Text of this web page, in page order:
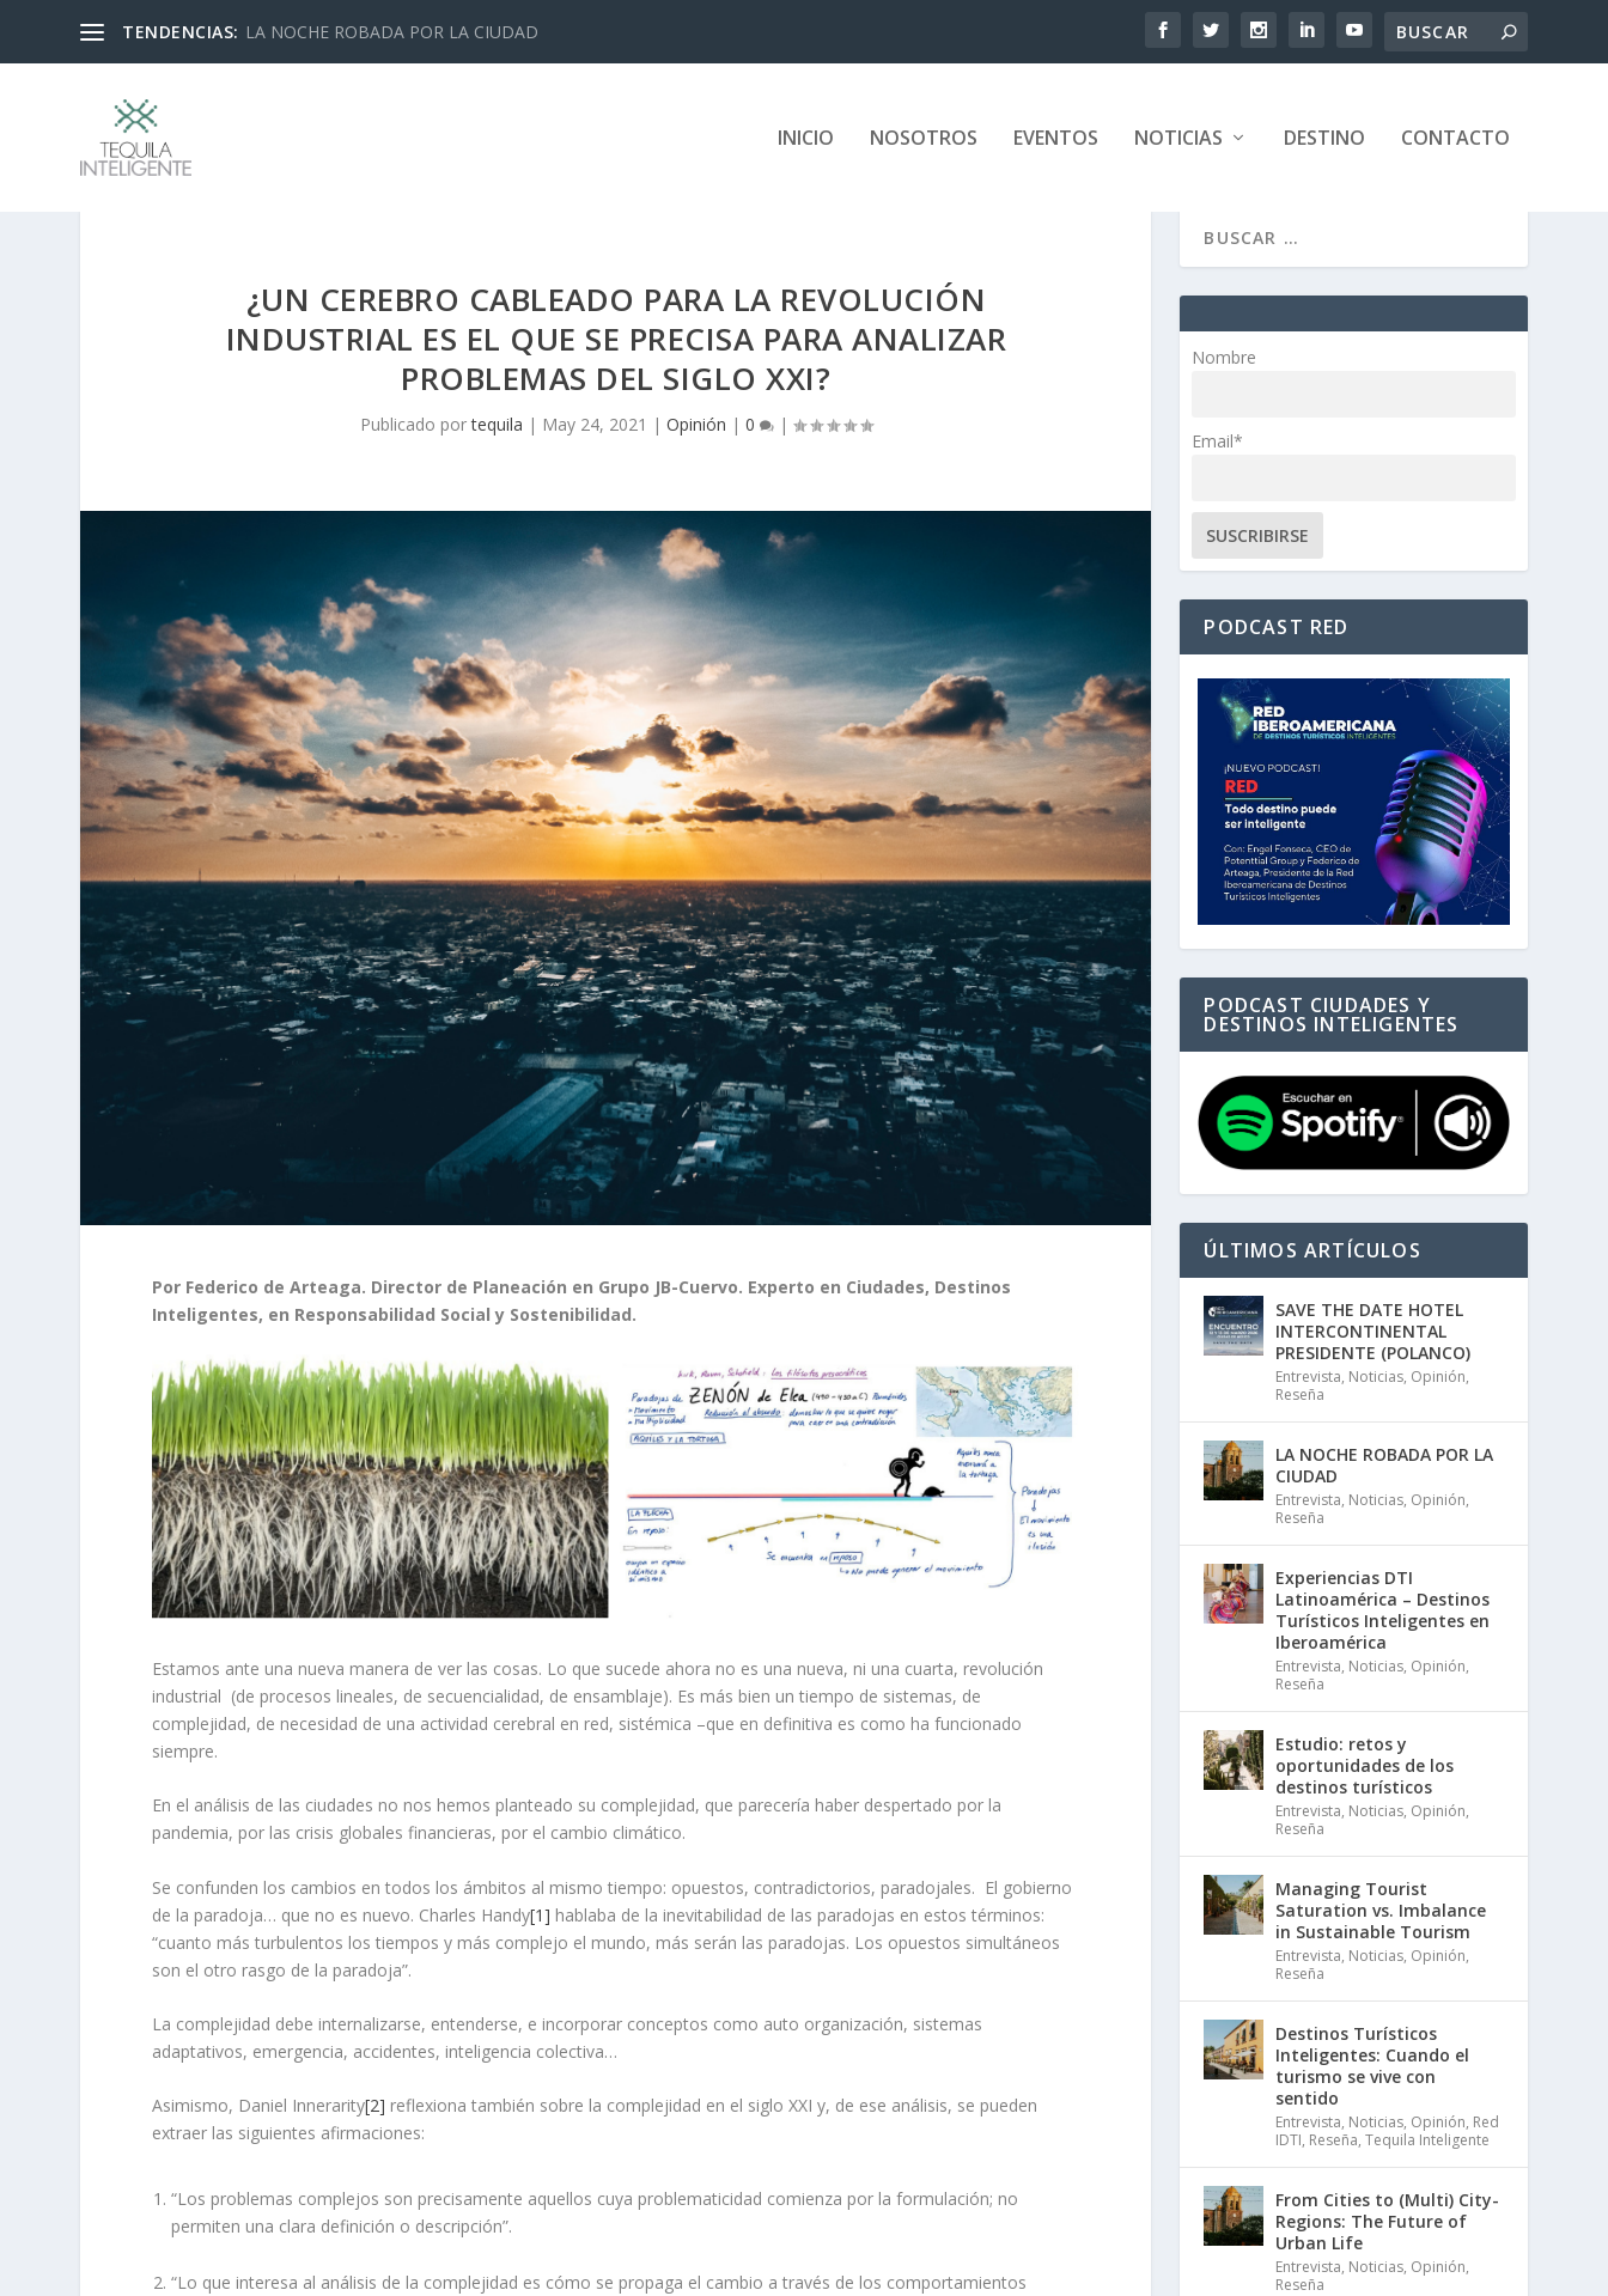
TENDENCIAS: LA NOCHE ROBADA POR LA CIUDAD
INICIO NOSOTROS EVENTOS NOTICIAS DESTINO CONTACTO
¿UN CEREBRO CABLEADO PARA LA REVOLUCIÓN
INDUSTRIAL ES EL QUE SE PRECISA PARA ANALIZAR
PROBLEMAS DEL SIGLO XXI?
Publicado portequila | May 24, 2021 | Opinión | 0 |
Por Federico de Arteaga. Director de Planeación en Grupo JB-Cuervo. Experto en Ciudades, Destinos
Inteligentes, en Responsabilidad Social y Sostenibilidad.
Estamos ante una nueva manera de ver las cosas. Lo que sucede ahora no es una nueva, ni una cuarta, revolución
industrial (de procesos lineales, de secuencialidad, de ensamblaje). Es más bien un tiempo de sistemas, de
complejidad, de necesidad de una actividad cerebral en red, sistémica –que en definitiva es como ha funcionado
siempre.
En el análisis de las ciudades no nos hemos planteado su complejidad, que parecería haber despertado por la
pandemia, por las crisis globales financieras, por el cambio climático.
Se confunden los cambios en todos los ámbitos al mismo tiempo: opuestos, contradictorios, paradojales. El gobierno
de la paradoja… que no es nuevo. Charles Handy[1] hablaba de la inevitabilidad de las paradojas en estos términos:
“cuanto más turbulentos los tiempos y más complejo el mundo, más serán las paradojas. Los opuestos simultáneos
son el otro rasgo de la paradoja”.
La complejidad debe internalizarse, entenderse, e incorporar conceptos como auto organización, sistemas
adaptativos, emergencia, accidentes, inteligencia colectiva…
Asimismo, Daniel Innerarity[2] reflexiona también sobre la complejidad en el siglo XXI y, de ese análisis, se pueden
extraer las siguientes afirmaciones:
“Los problemas complejos son precisamente aquellos cuya problematicidad comienza por la formulación; no
permiten una clara definición o descripción”.
“Lo que interesa al análisis de la complejidad es cómo se propaga el cambio a través de los comportamientos
Nombre
Email*
PODCAST RED
PODCAST CIUDADES Y
DESTINOS INTELIGENTES
ÚLTIMOS ARTÍCULOS
SAVE THE DATE HOTEL
INTERCONTINENTAL
PRESIDENTE (POLANCO)
Entrevista, Noticias, Opinión,
Reseña
LA NOCHE ROBADA POR LA
CIUDAD
Entrevista, Noticias, Opinión,
Reseña
Experiencias DTI
Latinoamérica – Destinos
Turísticos Inteligentes en
Iberoamérica
Entrevista, Noticias, Opinión,
Reseña
Estudio: retos y
oportunidades de los
destinos turísticos
Entrevista, Noticias, Opinión,
Reseña
Managing Tourist
Saturation vs. Imbalance
in Sustainable Tourism
Entrevista, Noticias, Opinión,
Reseña
Destinos Turísticos
Inteligentes: Cuando el
turismo se vive con
sentido
Entrevista, Noticias, Opinión, Red
IDTI, Reseña,Tequila Inteligente
From Cities to (Multi) City-
Regions: The Future of
Urban Life
Entrevista, Noticias, Opinión,
Reseña